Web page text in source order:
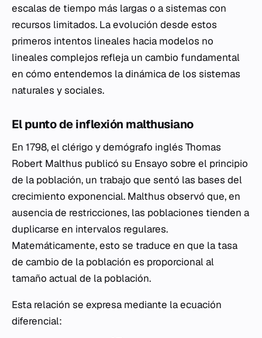
escalas de tiempo más largas o a sistemas con
recursos limitados. La evolución desde estos
primeros intentos lineales hacia modelos no
lineales complejos refleja un cambio fundamental
en cómo entendemos la dinámica de los sistemas
naturales y sociales.
El punto de inflexión malthusiano
En 1798, el clérigo y demógrafo inglés Thomas
Robert Malthus publicó su Ensayo sobre el principio
de la población, un trabajo que sentó las bases del
crecimiento exponencial. Malthus observó que, en
ausencia de restricciones, las poblaciones tienden a
duplicarse en intervalos regulares.
Matemáticamente, esto se traduce en que la tasa
de cambio de la población es proporcional al
tamaño actual de la población.
Esta relación se expresa mediante la ecuación
diferencial: